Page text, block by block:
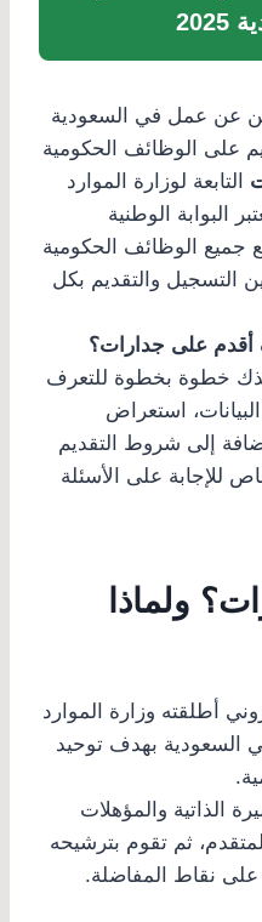
عن عمل في السعودية
على الوظائف الحكومية
التابعة لوزارة الموارد
البوابة الوطنية
جميع الوظائف الحكومية
التسجيل والتقديم بكل
على جدارات؟
خطوة بخطوة للتعرف
استعراض
إلى شروط التقديم
للإجابة على الأسئلة
ولماذا
أطلقته وزارة الموارد
في السعودية بهدف توحيد
الذاتية والمؤهلات
ثم تقوم بترشيحه
على نقاط المفاضلة.